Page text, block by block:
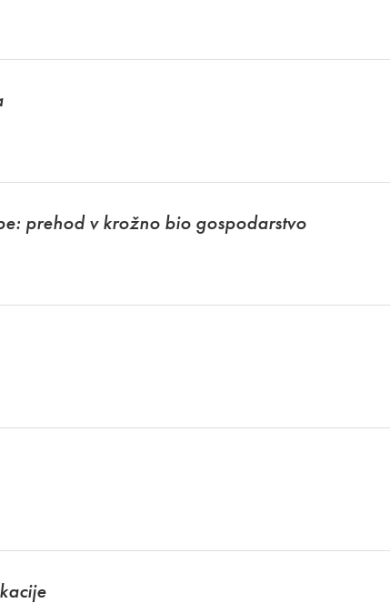
prehod v krožno bio gospodarstvo